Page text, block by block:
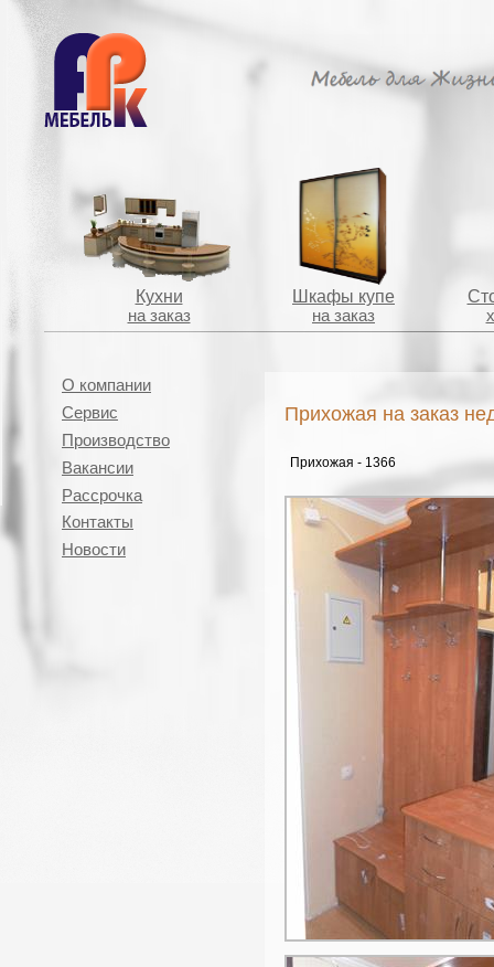
Кухни
на заказ
Шкафы купе
на заказ
О компании
Сервис
Производство
Вакансии
Рассрочка
Контакты
Новости
Прихожая на заказ
Прихожая - 1366